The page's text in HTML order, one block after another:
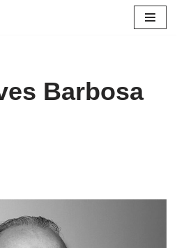
Barbosa